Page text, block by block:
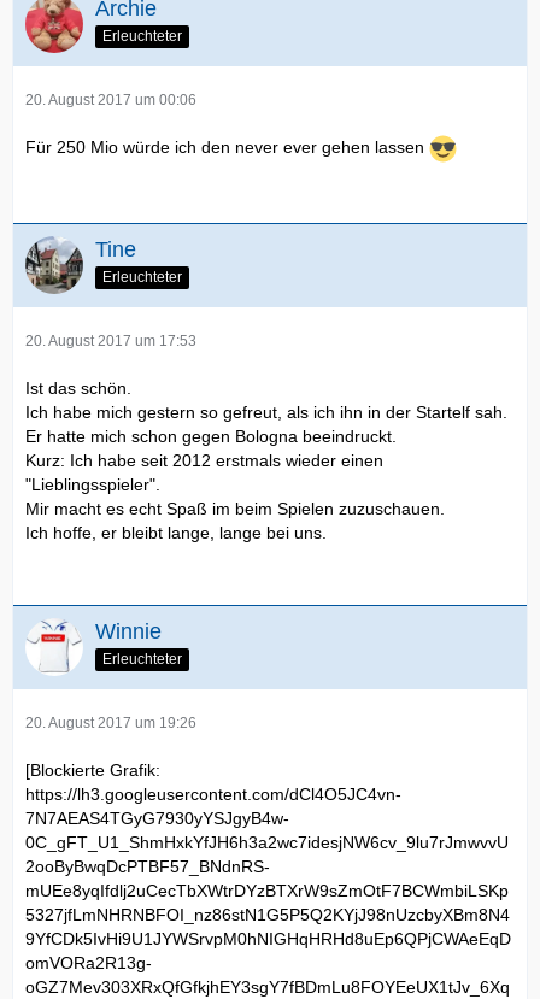
Archie
Erleuchteter
20. August 2017 um 00:06
Für 250 Mio würde ich den never ever gehen lassen
Tine
Erleuchteter
20. August 2017 um 17:53
Ist das schön.
Ich habe mich gestern so gefreut, als ich ihn in der Startelf sah.
Er hatte mich schon gegen Bologna beeindruckt.
Kurz: Ich habe seit 2012 erstmals wieder einen
"Lieblingsspieler".
Mir macht es echt Spaß im beim Spielen zuzuschauen.
Ich hoffe, er bleibt lange, lange bei uns.
Winnie
Erleuchteter
20. August 2017 um 19:26
[Blockierte Grafik:
https://lh3.googleusercontent.com/dCl4O5JC4vn-
7N7AEAS4TGyG7930yYSJgyB4w-
0C_gFT_U1_ShmHxkYfJH6h3a2wc7idesjNW6cv_9lu7rJmwvvU
2ooByBwqDcPTBF57_BNdnRS-
mUEe8yqIfdlj2uCecTbXWtrDYzBTXrW9sZmOtF7BCWmbiLSKp
5327jfLmNHRNBFOI_nz86stN1G5P5Q2KYjJ98nUzcbyXBm8N4
9YfCDk5IvHi9U1JYWSrvpM0hNIGHqHRHd8uEp6QPjCWAeEqD
omVORa2R13g-
oGZ7Mev303XRxQfGfkjhEY3sgY7fBDmLu8FOYEeUX1tJv_6Xq